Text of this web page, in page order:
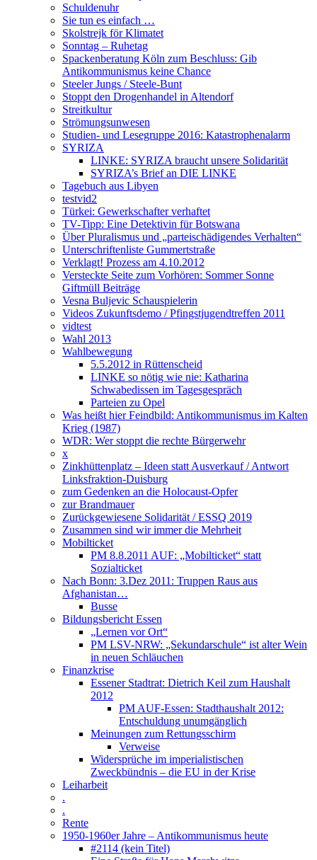
Schuldenuhr
Sie tun es einfach …
Skolstrejk för Klimatet
Sonntag – Ruhetag
Spackenberatung Köln zum Beschluss: Gib
Antikommunismus keine Chance
Steeler Jungs / Steele-Bunt
Stoppt den Drogenhandel in Altendorf
Streitkultur
Strömungsunwesen
Studien- und Lesegruppe 2016: Katastrophenalarm
SYRIZA
LINKE: SYRIZA braucht unsere Solidarität
SYRIZA’s Brief an DIE LINKE
Tagebuch aus Libyen
testvid2
Türkei: Gewerkschafter verhaftet
TV-Tipp: Eine Detektivin für Botswana
Über Pluralismus und „parteischädigendes Verhalten“
Unterschriftenliste Gummertstraße
Verklagt! Prozess am 4.10.2012
Versteckte Seite zum Vorhören: Sommer Sonne
Giftmüll Beiträge
Vesna Buljevic Schauspielerin
Videos Zukunftsdemo / Pfingstjugendtreffen 2011
vidtest
Wahl 2013
Wahlbewegung
5.5.2012 in Rüttenscheid
LINKE so nötig wie nie: Katharina
Schwabedissen im Tagesgespräch
Parteien zu Opel
Was heißt hier Feindbild: Antikommunismus im Kalten
Krieg (1987)
WDR: Wer stoppt die rechte Bürgerwehr
x
Zinkhüttenplatz – Ideen statt Ausverkauf / Antwort
Linksfraktion-Duisburg
zum Gedenken an die Holocaust-Opfer
zur Brandmauer
Zurückgewiesene Solidarität / ESSQ 2019
Zusammen sind wir immer die Mehrheit
Mobilticket
PM 8.8.2011 AUF: „Mobilticket“ statt
Sozialticket
Nach Bonn: 3.Dez 2011: Truppen Raus aus
Afghanistan…
Busse
Bildungsbericht Essen
„Lernen vor Ort“
PM LSV-NRW: „Sekundarschule“ ist alter Wein
in neuen Schläuchen
Finanzkrise
Essener Stadtrat: Dietrich Keil zum Haushalt
2012
PM AUF-Essen: Stadthaushalt 2012:
Entschuldung unumgänglich
Meinungen zum Rettungsschirm
Verweise
Widersprüche im imperialistischen
Zweckbündnis – die EU in der Krise
Leiharbeit
.
.
Rente
1950-1960er Jahre – Antikommunismus heute
#2114 (kein Titel)